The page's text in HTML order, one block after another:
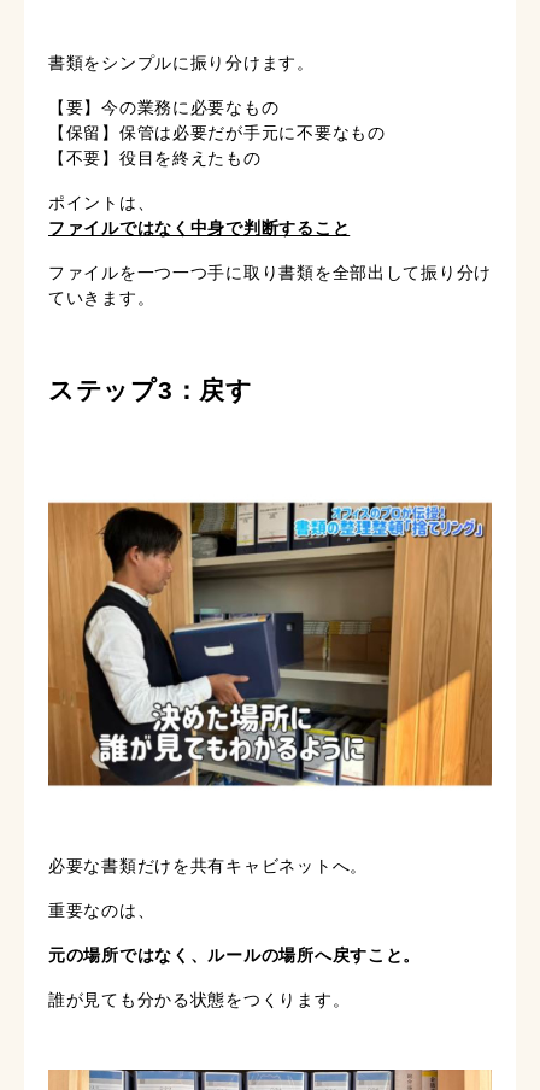
書類をシンプルに振り分けます。
【要】今の業務に必要なもの
【保留】保管は必要だが手元に不要なもの
【不要】役目を終えたもの
ポイントは、
ファイルではなく中身で判断すること
ファイルを一つ一つ手に取り書類を全部出して振り分け
ていきます。
ステップ3：戻す
必要な書類だけを共有キャビネットへ。
重要なのは、
元の場所ではなく、ルールの場所へ戻すこと。
誰が見ても分かる状態をつくります。